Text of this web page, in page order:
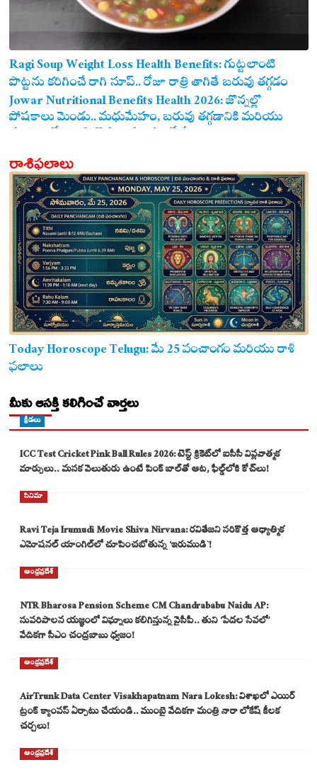
Ragi Soup Weight Loss Health Benefits: గుట్టలాంటి
పొట్టను కరిగించే రాగి సూప్.. రోజూ రాత్రి తాగితే బరువు తగ్గడం
ఖాయం!
Jowar Nutritional Benefits Health 2026: జొన్నల్లో
పోషకాలు మెండు.. మధుమేహం, బరువు తగ్గడానికి మరియు
గుండె ఆరోగ్యానికి జొన్న అన్నం ఎంతో మేలు!
రాశిఫలాలు
Today Horoscope Telugu: మే 25 పంచాంగం మరియు రాశి
ఫలాలు
మీకు ఆసక్తి కలిగించే వార్తలు
క్రీడలు
ICC Test Cricket Pink Ball Rules 2026: టెస్ట్ క్రికెట్‌లో ఐసీసీ విప్లవాత్మక
మార్పులు.. మసక వెలుతురు ఉంటే పింక్ బాల్‌తో ఆట, ఫీల్డ్‌లోకి కోచ్‌లు!
సినిమా
Ravi Teja Irumudi Movie Shiva Nirvana: రవితేజని సరికొత్త ఆధ్యాత్మిక
ఎమోషనల్ యాంగిల్‌లో చూపించబోతున్న ‘ఇరుముడి`!
ఆంధ్రప్రదేశ్
NTR Bharosa Pension Scheme CM Chandrababu Naidu AP:
సుపరిపాలన యజ్ఞంలో విఘ్నాలు కలిగిస్తున్న వైసీపీ.. తుని ‘పేదల సేవలో’
వేదికగా సీఎం చంద్రబాబు ధ్వజం!
ఆంధ్రప్రదేశ్
AirTrunk Data Center Visakhapatnam Nara Lokesh: విశాఖలో ఎయిర్
ట్రంక్ క్యాంపస్ ఏర్పాటు చేయండి.. ముంబై వేదికగా మంత్రి నారా లోకేష్ కీలక
చర్చలు!
ఆంధ్రప్రదేశ్